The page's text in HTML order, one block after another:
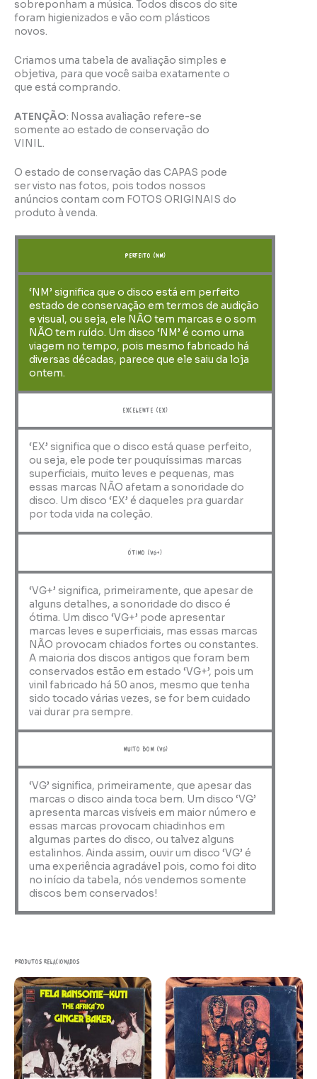
sobreponham a música. Todos discos do site
foram higienizados e vão com plásticos
novos.
Criamos uma tabela de avaliação simples e
objetiva, para que você saiba exatamente o
que está comprando.
ATENÇÃO: Nossa avaliação refere-se
somente ao estado de conservação do
VINIL.
O estado de conservação das CAPAS pode
ser visto nas fotos, pois todos nossos
anúncios contam com FOTOS ORIGINAIS do
produto à venda.
perfeito (NM)
‘NM’ significa que o disco está em perfeito
estado de conservação em termos de audição
e visual, ou seja, ele NÃO tem marcas e o som
NÃO tem ruído. Um disco ‘NM’ é como uma
viagem no tempo, pois mesmo fabricado há
diversas décadas, parece que ele saiu da loja
ontem.
Excelente (EX)
‘EX’ significa que o disco está quase perfeito,
ou seja, ele pode ter pouquíssimas marcas
superficiais, muito leves e pequenas, mas
essas marcas NÃO afetam a sonoridade do
disco. Um disco ‘EX’ é daqueles pra guardar
por toda vida na coleção.
ótimo (VG+)
‘VG+’ significa, primeiramente, que apesar de
alguns detalhes, a sonoridade do disco é
ótima. Um disco ‘VG+’ pode apresentar
marcas leves e superficiais, mas essas marcas
NÃO provocam chiados fortes ou constantes.
A maioria dos discos antigos que foram bem
conservados estão em estado ‘VG+’, pois um
vinil fabricado há 50 anos, mesmo que tenha
sido tocado várias vezes, se for bem cuidado
vai durar pra sempre.
muito bom (VG)
‘VG’ significa, primeiramente, que apesar das
marcas o disco ainda toca bem. Um disco ‘VG’
apresenta marcas visíveis em maior número e
essas marcas provocam chiadinhos em
algumas partes do disco, ou talvez alguns
estalinhos. Ainda assim, ouvir um disco ‘VG’ é
uma experiência agradável pois, como foi dito
no início da tabela, nós vendemos somente
discos bem conservados!
Produtos relacionados